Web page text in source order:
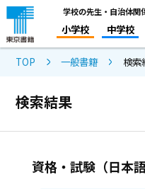
学校の先生・自治体関
小学校 中学校
TOP 一般書籍 検索
検索結果
資格・試験（日本